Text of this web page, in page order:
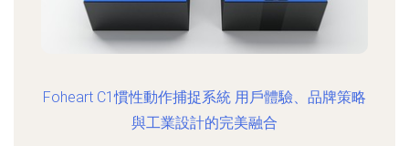
Foheart C1慣性動作捕捉系統 用戶體驗、品牌策略
與工業設計的完美融合